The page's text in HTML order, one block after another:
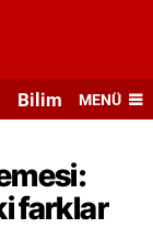
Bilim veMENÜ
farklar